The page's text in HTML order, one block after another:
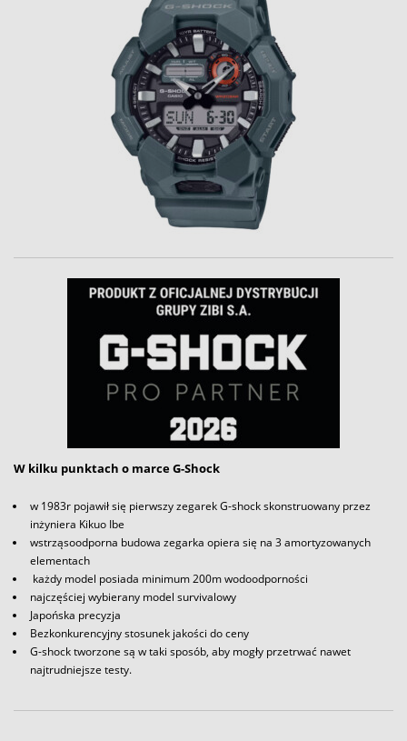
W kilku punktach o marce G-Shock
w 1983r pojawił się pierwszy zegarek G-shock skonstruowany przez
inżyniera Kikuo Ibe
wstrząsoodporna budowa zegarka opiera się na 3 amortyzowanych
elementach
każdy model posiada minimum 200m wodoodporności
najczęściej wybierany model survivalowy
Japońska precyzja
Bezkonkurencyjny stosunek jakości do ceny
G-shock tworzone są w taki sposób, aby mogły przetrwać nawet
najtrudniejsze testy.